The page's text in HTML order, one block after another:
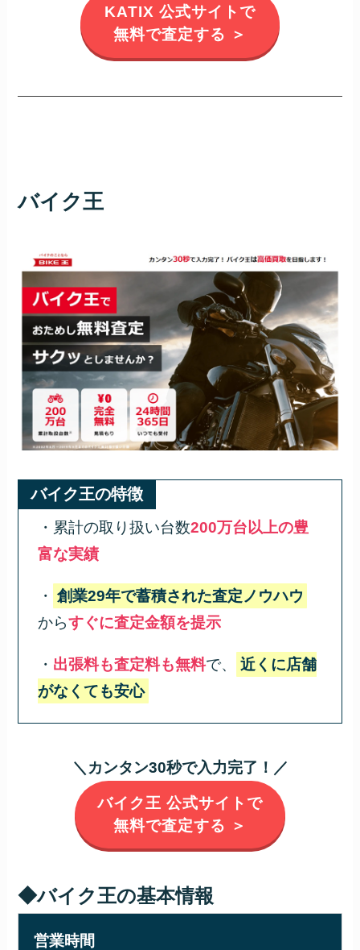
KATIX 公式サイトで
無料で査定する ＞
バイク王
バイク王の特徴
・累計の取り扱い台数200万台以上の豊
富な実績
・ 創業29年で蓄積された査定ノウハウ
からすぐに査定金額を提示
・ 出張料も査定料も無料で、
近くに店舗
がなくても安心
＼カンタン30秒で入力完了！／
バイク王 公式サイトで
無料で査定する ＞
◆バイク王の基本情報
営業時間